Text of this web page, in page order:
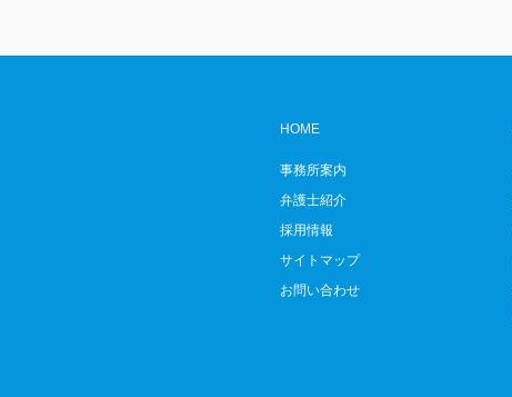
HOME
事務所案内
弁護士紹介
採用情報
サイトマップ
お問い合わせ